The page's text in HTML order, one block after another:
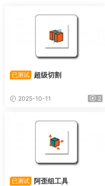
已测试 超级切割
2025-10-11 2
已测试 阿歪组工具